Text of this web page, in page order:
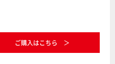
ご購入はこちら